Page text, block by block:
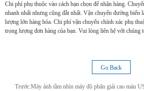
Chi phí phụ thuộc vào cách bạn chọn để nhận hàng.
nhanh nhất nhưng cũng đắt nhất. Vận chuyển đường biển
lượng lớn hàng hóa. Chi phí vận chuyển chính xác phụ
trọng lượng đơn hàng của bạn. Vui lòng liên hệ với chúng
Go Back
Trước:Máy ảnh tầm nhìn máy độ phân giải cao màu USB3